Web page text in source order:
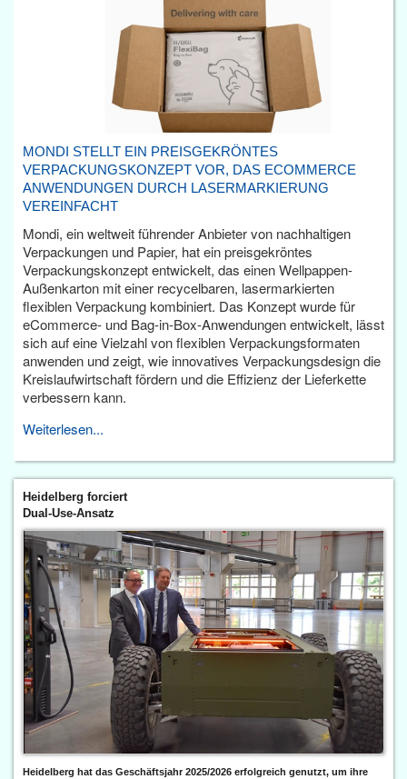
MONDI STELLT EIN PREISGEKRÖNTES
VERPACKUNGSKONZEPT VOR, DAS ECOMMERCE
ANWENDUNGEN DURCH LASERMARKIERUNG
VEREINFACHT
Mondi, ein weltweit führender Anbieter von nachhaltigen
Verpackungen und Papier, hat ein preisgekröntes
Verpackungskonzept entwickelt, das einen Wellpappen-
Außenkarton mit einer recycelbaren, lasermarkierten
flexiblen Verpackung kombiniert. Das Konzept wurde für
eCommerce- und Bag-in-Box-Anwendungen entwickelt, lässt
sich auf eine Vielzahl von flexiblen Verpackungsformaten
anwenden und zeigt, wie innovatives Verpackungsdesign die
Kreislaufwirtschaft fördern und die Effizienz der Lieferkette
verbessern kann.
Weiterlesen...
Heidelberg forciert
Dual-Use-Ansatz
Heidelberg hat das Geschäftsjahr 2025/2026 erfolgreich genutzt, um ihre